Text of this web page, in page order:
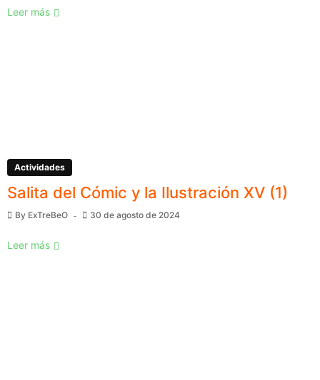
Leer más
Actividades
Salita del Cómic y la Ilustración XV (1)
By ExTreBeO 30 de agosto de 2024
Leer más